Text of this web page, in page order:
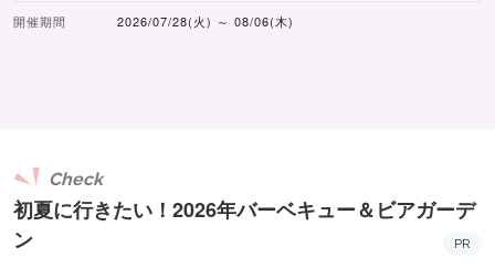
開催期間 2026/07/28(火) ～ 08/06(木)
初夏に行きたい！2026年バーベキュー＆ビアガーデ
ン
Check
PR